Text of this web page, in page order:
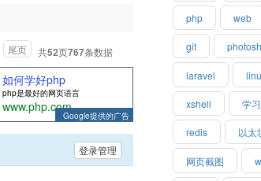
尾页 共52页767条数据
Google提供的广告
如何学好php
php是最好的网页语言
www.php.com
登录管理
php web
git
laravel
xshell 学习
redis 以太
网页截图